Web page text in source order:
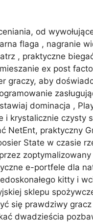
od
flaga , nagranie
, praktyczne
ex post
graczy, aby
dominacja ,
i krystalicznie czysty
praktyczny
State w czasie
e-portfele dla
kitty i
sklepu
się prawdziwy
dwadzieścia